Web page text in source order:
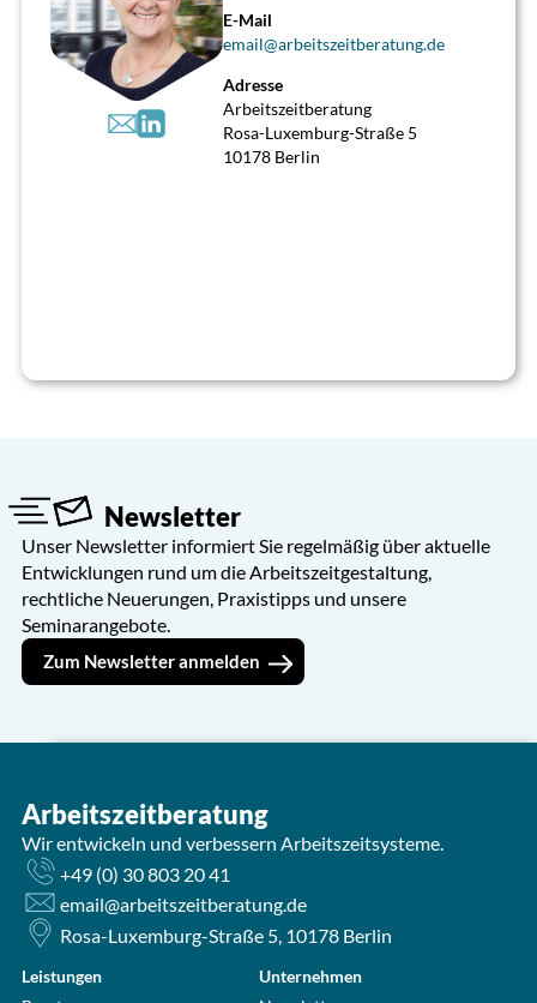
E-Mail
email@arbeitszeitberatung.de
Adresse
Arbeitszeitberatung
Rosa-Luxemburg-Straße 5
10178 Berlin
Newsletter
Unser Newsletter informiert Sie regelmäßig über aktuelle
Entwicklungen rund um die Arbeitszeitgestaltung,
rechtliche Neuerungen, Praxistipps und unsere
Seminarangebote.
Zum Newsletter anmelden
Unternehmen *
Anrede *
Titel
Arbeitszeitberatung
Wir entwickeln und verbessern Arbeitszeitsysteme.
+49 (0) 30 803 20 41
email@arbeitszeitberatung.de
Rosa-Luxemburg-Straße 5, 10178 Berlin
Leistungen
Unternehmen